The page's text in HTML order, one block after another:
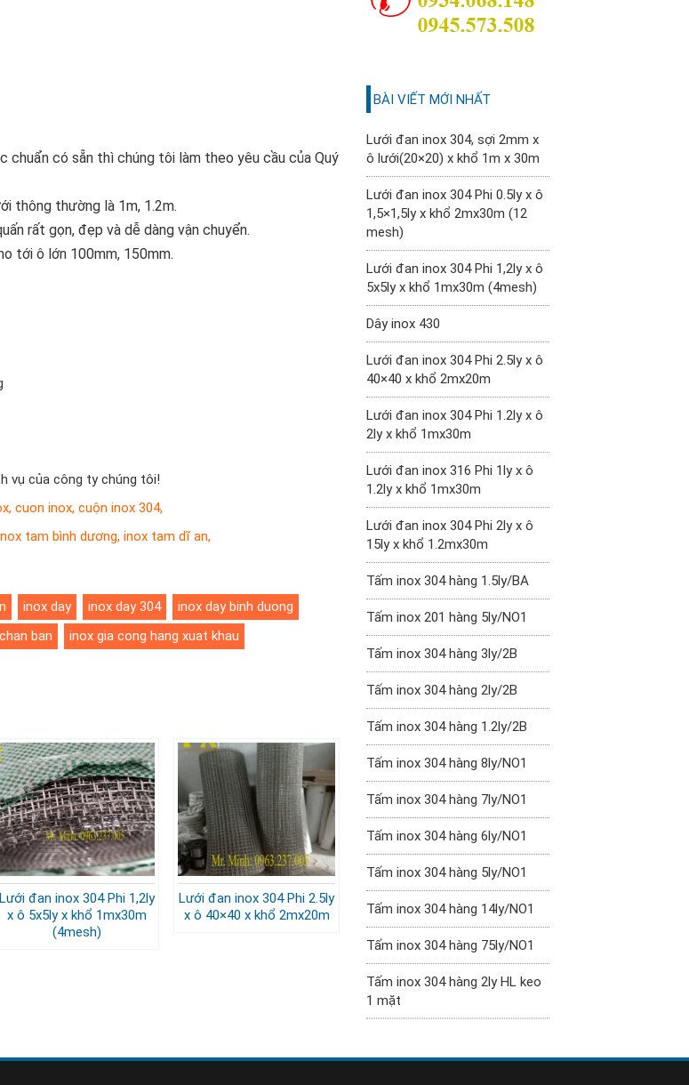
chuẩn có sẵn thì chúng tôi làm theo yêu cầu của Quý
thông thường là 1m, 1.2m.
rất gọn, đẹp và dễ dàng vận chuyển.
tới ô lớn 100mm, 150mm.
vụ của công ty chúng tôi!
, cuon inox, cuộn inox 304,
tam bình dương, inox tam dĩ an,
inox day inox day 304
inox day binh duong
ban
inox gia cong hang xuat khau
Lưới đan inox 304 Phi 1,2ly
x ô 5x5ly x khổ 1mx30m
(4mesh)
Lưới đan inox 304 Phi 2.5ly
x ô 40×40 x khổ 2mx20m
BÀI VIẾT MỚI NHẤT
Lưới đan inox 304, sợi 2mm x
ô lưới(20×20) x khổ 1m x 30m
Lưới đan inox 304 Phi 0.5ly x ô
1,5×1,5ly x khổ 2mx30m (12
mesh)
Lưới đan inox 304 Phi 1,2ly x ô
5x5ly x khổ 1mx30m (4mesh)
Dây inox 430
Lưới đan inox 304 Phi 2.5ly x ô
40×40 x khổ 2mx20m
Lưới đan inox 304 Phi 1.2ly x ô
2ly x khổ 1mx30m
Lưới đan inox 316 Phi 1ly x ô
1.2ly x khổ 1mx30m
Lưới đan inox 304 Phi 2ly x ô
15ly x khổ 1.2mx30m
Tấm inox 304 hàng 1.5ly/BA
Tấm inox 201 hàng 5ly/NO1
Tấm inox 304 hàng 3ly/2B
Tấm inox 304 hàng 2ly/2B
Tấm inox 304 hàng 1.2ly/2B
Tấm inox 304 hàng 8ly/NO1
Tấm inox 304 hàng 7ly/NO1
Tấm inox 304 hàng 6ly/NO1
Tấm inox 304 hàng 5ly/NO1
Tấm inox 304 hàng 14ly/NO1
Tấm inox 304 hàng 75ly/NO1
Tấm inox 304 hàng 2ly HL keo
1 mặt